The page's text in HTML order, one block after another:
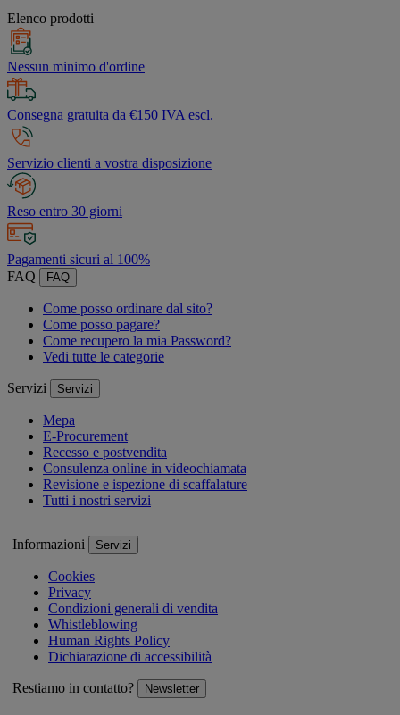
Elenco prodotti
Nessun minimo d'ordine
Consegna gratuita da €150 IVA escl.
Servizio clienti a vostra disposizione
Reso entro 30 giorni
Pagamenti sicuri al 100%
FAQ
FAQ
Come posso ordinare dal sito?
Come posso pagare?
Come recupero la mia Password?
Vedi tutte le categorie
Servizi Servizi
Mepa
E-Procurement
Recesso e postvendita
Consulenza online in videochiamata
Revisione e ispezione di scaffalature
Tutti i nostri servizi
Informazioni Servizi
Cookies
Privacy
Condizioni generali di vendita
Whistleblowing
Human Rights Policy
Dichiarazione di accessibilità
Restiamo in contatto? Newsletter